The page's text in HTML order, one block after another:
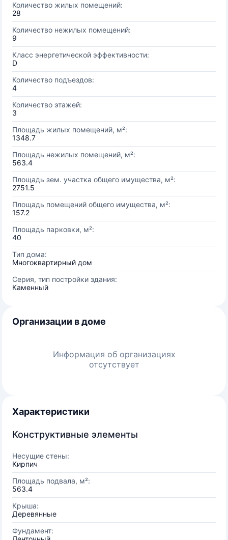
Количество жилых помещений:
28
Количество нежилых помещений:
9
Класс энергетической эффективности:
D
Количество подъездов:
4
Количество этажей:
3
Площадь жилых помещений, м²:
1348.7
Площадь нежилых помещений, м²:
563.4
Площадь зем. участка общего имущества, м²:
2751.5
Площадь помещений общего имущества, м²:
157.2
Площадь парковки, м²:
40
Тип дома:
Многоквартирный дом
Серия, тип постройки здания:
Каменный
Организации в доме
Информация об организациях
отсутствует
Характеристики
Конструктивные элементы
Несущие стены:
Кирпич
Площадь подвала, м²:
563.4
Крыша:
Деревянные
Фундамент: